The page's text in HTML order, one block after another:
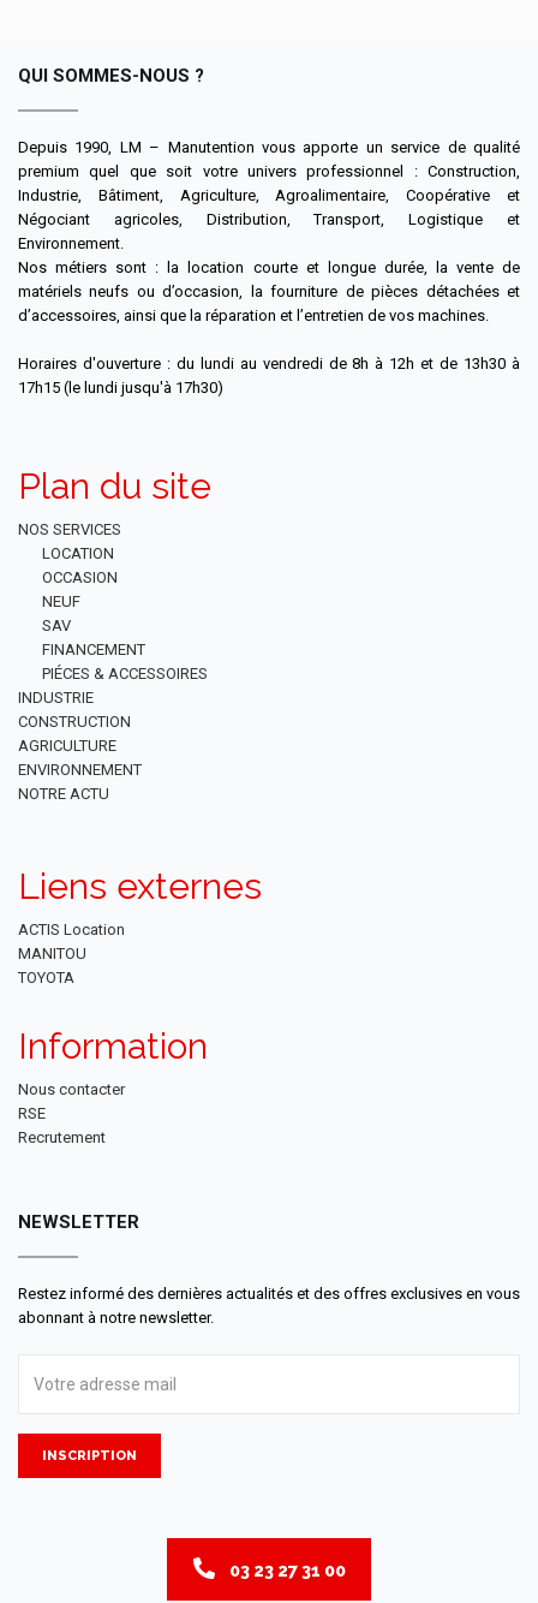
QUI SOMMES-NOUS ?
Depuis 1990, LM – Manutention vous apporte un service de qualité
premium quel que soit votre univers professionnel : Construction,
Industrie, Bâtiment, Agriculture, Agroalimentaire, Coopérative et
Négociant agricoles, Distribution, Transport, Logistique et
Environnement.
Nos métiers sont : la location courte et longue durée, la vente de
matériels neufs ou d’occasion, la fourniture de pièces détachées et
d’accessoires, ainsi que la réparation et l’entretien de vos machines.
Horaires d'ouverture : du lundi au vendredi de 8h à 12h et de 13h30 à
17h15 (le lundi jusqu'à 17h30)
Plan du site
NOS SERVICES
LOCATION
OCCASION
NEUF
SAV
FINANCEMENT
PIÉCES & ACCESSOIRES
INDUSTRIE
CONSTRUCTION
AGRICULTURE
ENVIRONNEMENT
NOTRE ACTU
Liens externes
ACTIS Location
MANITOU
TOYOTA
Information
Nous contacter
RSE
Recrutement
NEWSLETTER
Restez informé des dernières actualités et des offres exclusives en vous
abonnant à notre newsletter.
INSCRIPTION
03 23 27 31 00